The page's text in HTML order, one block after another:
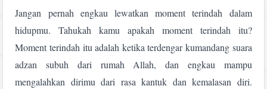
Jangan pernah engkau lewatkan moment terindah dalam
hidupmu. Tahukah kamu apakah moment terindah itu?
Moment terindah itu adalah ketika terdengar kumandang suara
adzan subuh dari rumah Allah, dan engkau mampu
mengalahkan dirimu dari rasa kantuk dan kemalasan diri.